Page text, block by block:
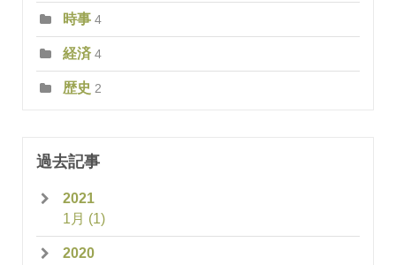
時事 4
経済 4
歴史 2
過去記事
2021
1月 (1)
2020